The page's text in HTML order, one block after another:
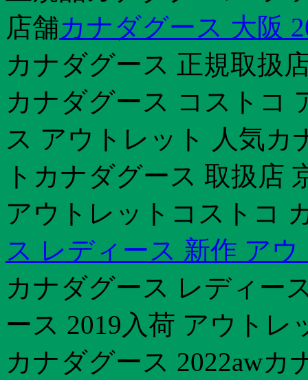
店舗カナダグース 大阪
カナダグース 正規取扱
カナダグース コストコ
ス アウトレット 人気カ
トカナダグース 取扱店
アウトレットコストコ
ス レディース 新作 ア
カナダグース レディー
ース 2019入荷 アウト
カナダグース 2022aw